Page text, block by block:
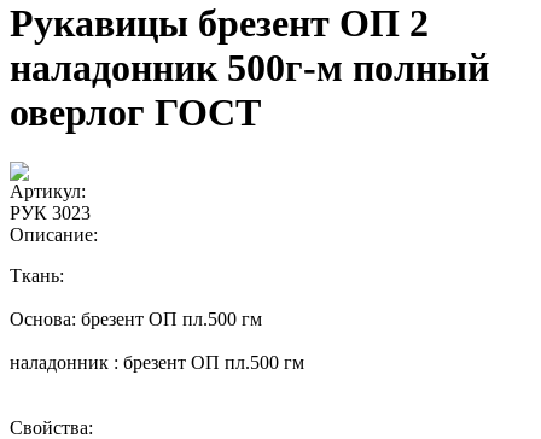
Рукавицы брезент ОП 2
наладонник 500г-м полный
оверлог ГОСТ
Артикул:
РУК 3023
Описание:
Ткань:
Основа: брезент ОП пл.500 гм
наладонник : брезент ОП пл.500 гм
Свойства: